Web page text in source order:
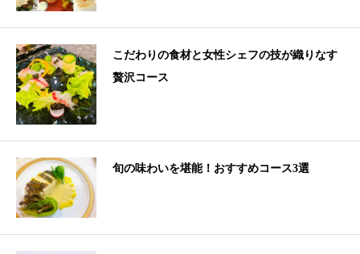
こだわりの食材と女性シェフの技が織りなす
贅沢コース
旬の味わいを堪能！おすすめコース3選